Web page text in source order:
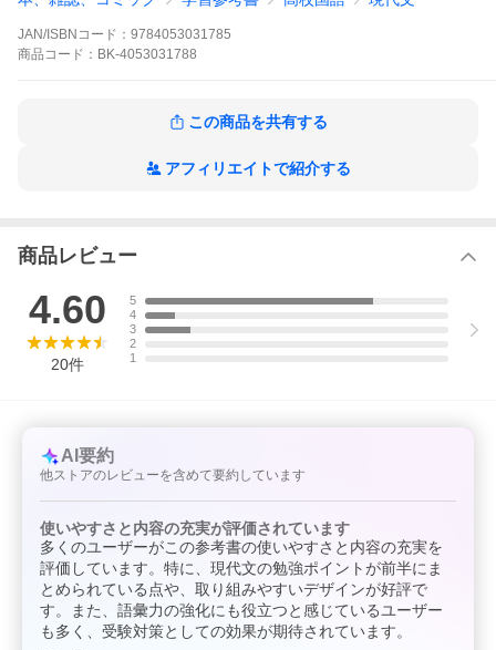
■大人気講師船口先生が現代文読解の「正攻法」を教えます！
代ゼミで大人気の授業そのままの軽やかな語り口で、現代文読解
の「正しい基本」をていねいに講義します。スポーツでも勉強で
も、まずは「正しい基本」を知ることが必要です。「現代文の読
■正しい解き方を知ったら、徹底トレーニング！
レーニングするSTEP2の2部からなっています。正しい読み方
「具体と抽象」や「対比」など、文章の構造がひと目でわかるよ
うに図解しているので、論理的な読解の助けになります。「なん
となく」読むのではなく論理的に読む練習を重ねることで、「未
知の文章」にも対応することができるようになります。もちろ
ん、STEP2の読解のトレーニング編全10問にも丁寧な解説つきで
※本データはこの商品が発売された時点の情報です。
JAN/ISBNコード： 9784053031785
商品 コード： BK-4053031788
この商品を共有する
アフィリエイトで紹介する
商品レビュー
4.60
20件
5
4
3
2
1
AI要約
他ストアのレビューを含めて要約しています
使いやすさと内容の充実が評価されています
多くのユーザーがこの参考書の使いやすさと内容の充実を
評価しています。特に、現代文の勉強ポイントが前半にま
とめられている点や、取り組みやすいデザインが好評で
す。また、語彙力の強化にも役立つと感じているユーザー
も多く、受験対策としての効果が期待されています。